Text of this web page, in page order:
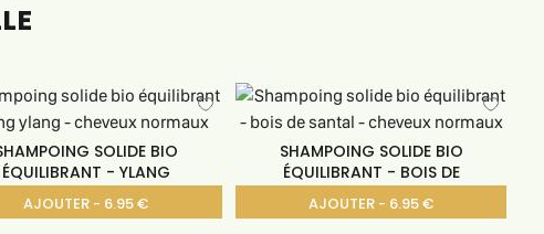
SOLIDE BIO
ÉQUILIBRANT - YLANG
AJOUTER - 6.95 €
SHAMPOING SOLIDE BIO
ÉQUILIBRANT - BOIS DE
AJOUTER - 6.95 €